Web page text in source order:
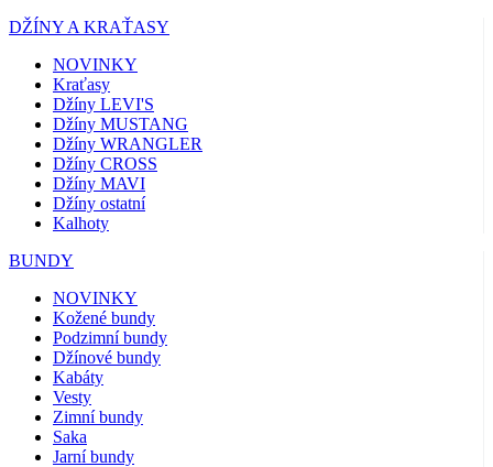
DŽÍNY A KRAŤASY
NOVINKY
Kraťasy
Džíny LEVI'S
Džíny MUSTANG
Džíny WRANGLER
Džíny CROSS
Džíny MAVI
Džíny ostatní
Kalhoty
BUNDY
NOVINKY
Kožené bundy
Podzimní bundy
Džínové bundy
Kabáty
Vesty
Zimní bundy
Saka
Jarní bundy